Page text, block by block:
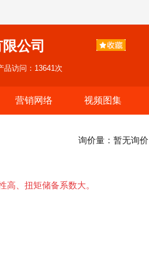
公司
品访问：13641次
营销网络 视频图集
询价量： 暂无询价
高、扭矩储备系数大。